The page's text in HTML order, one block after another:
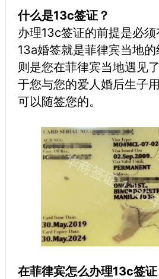
什么是13c签证？
办理13c签证的前提是必
13a婚签就是菲律宾当地
则是您在菲律宾当地遇见
于您与您的爱人婚后生子
可以随签您的。
在菲律宾怎么办理13c签证